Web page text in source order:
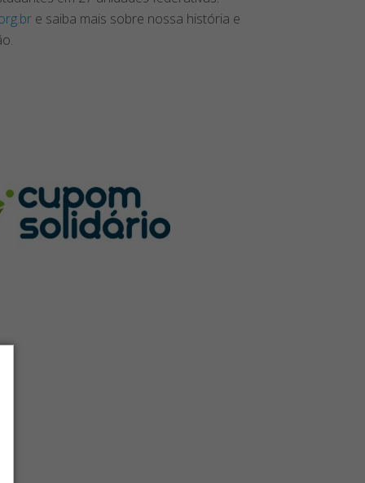
e saiba mais sobre nossa história e